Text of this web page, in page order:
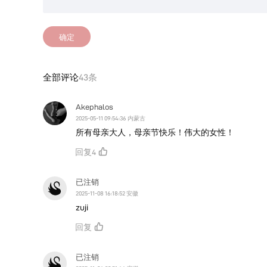
确定
全部评论43条
Akephalos
2025-05-11 09:54:36 内蒙古
所有母亲大人，母亲节快乐！伟大的女性！
回复4
已注销
2025-11-08 16:18:52 安徽
zuji
回复
已注销